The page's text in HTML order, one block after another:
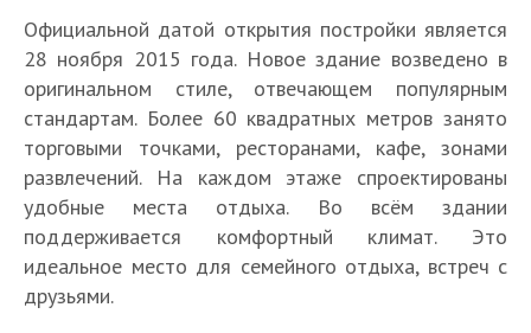
Официальной датой открытия постройки является
28 ноября 2015 года. Новое здание возведено в
оригинальном стиле, отвечающем популярным
стандартам. Более 60 квадратных метров занято
торговыми точками, ресторанами, кафе, зонами
развлечений. На каждом этаже спроектированы
удобные места отдыха. Во всём здании
поддерживается комфортный климат. Это
идеальное место для семейного отдыха, встреч с
друзьями.